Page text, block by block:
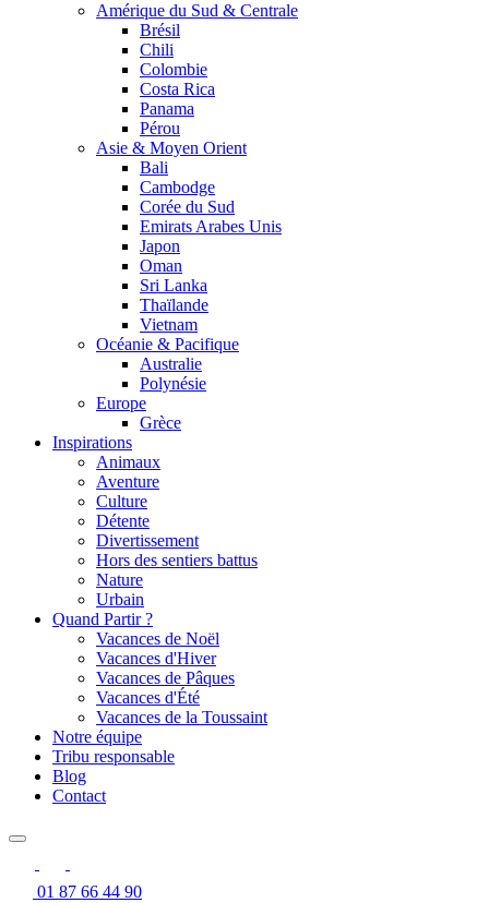
Amérique du Sud & Centrale
Brésil
Chili
Colombie
Costa Rica
Panama
Pérou
Asie & Moyen Orient
Bali
Cambodge
Corée du Sud
Emirats Arabes Unis
Japon
Oman
Sri Lanka
Thaïlande
Vietnam
Océanie & Pacifique
Australie
Polynésie
Europe
Grèce
Inspirations
Animaux
Aventure
Culture
Détente
Divertissement
Hors des sentiers battus
Nature
Urbain
Quand Partir ?
Vacances de Noël
Vacances d'Hiver
Vacances de Pâques
Vacances d'Été
Vacances de la Toussaint
Notre équipe
Tribu responsable
Blog
Contact
01 87 66 44 90